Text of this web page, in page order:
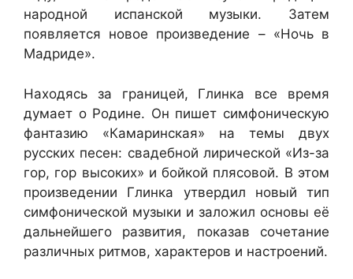
народной испанской музыки. Затем
появляется новое произведение – «Ночь в
Мадриде».
Находясь за границей, Глинка все время
думает о Родине. Он пишет симфоническую
фантазию «Камаринская» на темы двух
русских песен: свадебной лирической «Из-за
гор, гор высоких» и бойкой плясовой. В этом
произведении Глинка утвердил новый тип
симфонической музыки и заложил основы её
дальнейшего развития, показав сочетание
различных ритмов, характеров и настроений.